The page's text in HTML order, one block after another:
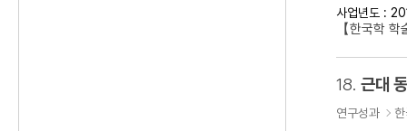
사업년도 :
【한국학
18. 근대
연구성과